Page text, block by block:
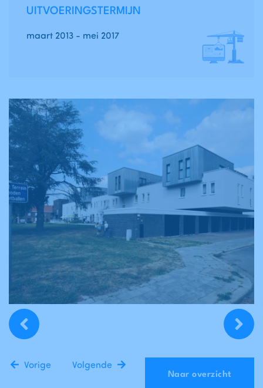
UITVOERINGSTERMIJN
maart 2013 - mei 2017
Vorige
Naar overzicht
Volgende